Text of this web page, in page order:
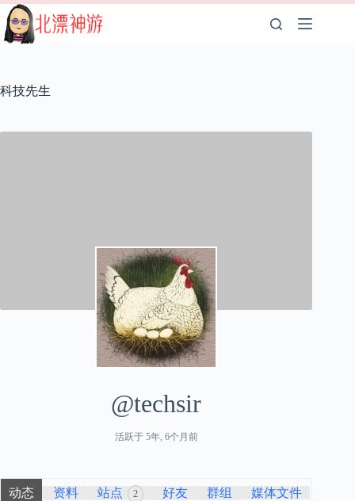
跳
至
内
科技先生
@techsir
活跃于 5年, 6个月前
动态 资料 站点 2 好友 群组 媒体文件